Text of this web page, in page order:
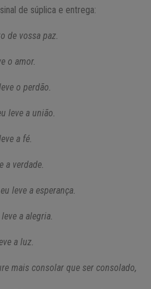
de súplica e entrega:
de vossa paz.
o amor.
o perdão.
leve a união.
a fé.
a verdade.
leve a esperança.
a alegria.
a luz.
mais consolar que ser consolado,